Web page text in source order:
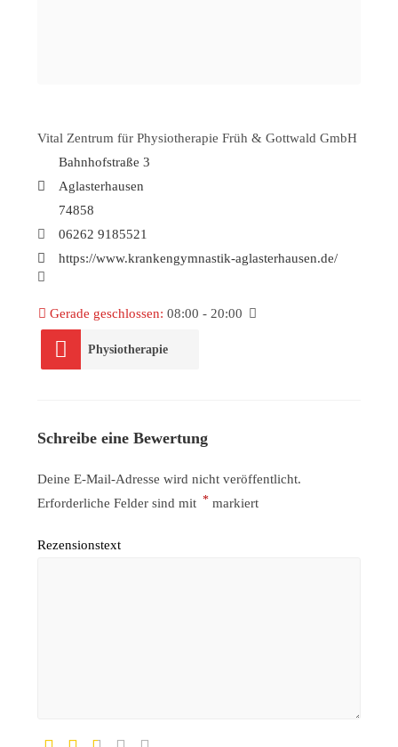
Vital Zentrum für Physiotherapie Früh & Gottwald GmbH
Bahnhofstraße 3
Aglasterhausen
74858
06262 9185521
https://www.krankengymnastik-aglasterhausen.de/
Gerade geschlossen: 08:00 - 20:00
Physiotherapie
Schreibe eine Bewertung
Deine E-Mail-Adresse wird nicht veröffentlicht.
Erforderliche Felder sind mit * markiert
Rezensionstext